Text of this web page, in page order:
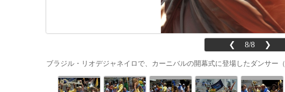
❮ 8/8 ❯
ブラジル・リオデジャネイロで、カーニバルの開幕式に登場したダンサー